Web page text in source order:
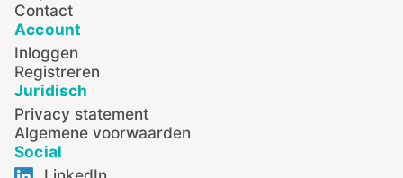
Contact
Account
Inloggen
Registreren
Juridisch
Privacy statement
Algemene voorwaarden
Social